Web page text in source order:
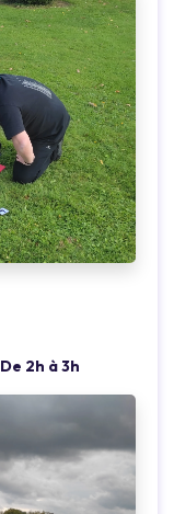
De 2h à 3h